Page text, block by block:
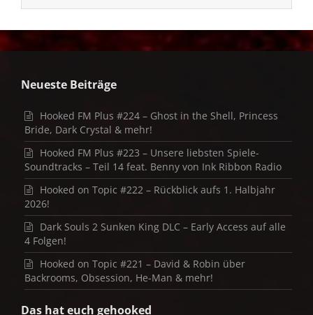
Neueste Beiträge
Hooked FM Plus #224 – Ghost in the Shell, Princess
Bride, Dark Crystal & mehr!
Hooked FM Plus #223 – Unsere liebsten Spiele-
Soundtracks – Teil 14 feat. Benny von Ink Ribbon Radio
Hooked on Topic #222 – Rückblick aufs 1. Halbjahr
2026!
Dark Souls 2 Sunken King DLC – Early Access auf alle
4 Folgen!
Hooked on Topic #221 – David & Robin über
Backrooms, Obsession, He-Man & mehr!
Das hat euch gehooked